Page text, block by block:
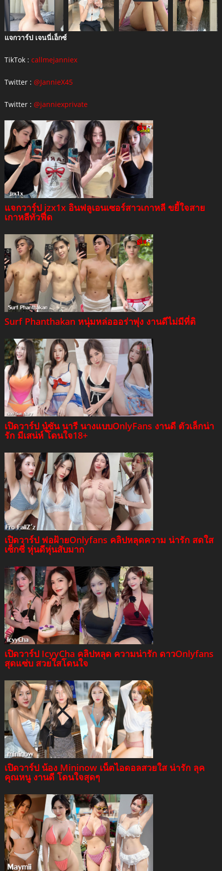
แจกวาร์ป เจนนี่เอ็กซ์
TikTok : callmejanniex
Twitter : @JannieX45
Twitter : @janniexprivate
แจกวาร์ป jzx1x อินฟลูเอนเซอร์สาวเกาหลี ขยี้ใจสาย
เกาหลีทั่วฟีด
Surf Phanthakan หนุ่มหล่อออร่าพุ่ง งานดีไม่มีที่ติ
เปิดวาร์ป นู๋ซัน นารี นางแบบOnlyFans งานดี ตัวเล็กน่า
รัก มีเสน่ห์ โดนใจ18+
เปิดวาร์ป ฟอฝ้ายOnlyfans คลิปหลุดความ น่ารัก สดใส
เซ็กซี่ หุ่นดีหุ่นสับมาก
เปิดวาร์ป IcyyCha คลิปหลุด ความน่ารัก ดาวOnlyfans
สุดแซ่บ สวยใสโดนใจ
เปิดวาร์ป น้อง Mininow เน็ตไอดอลสวยใส น่ารัก ลุค
คุณหนู งานดี โดนใจสุดๆ